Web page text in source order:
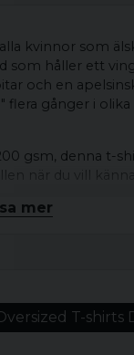
kvinnor som
som håller ett
och en
flera gånger i
gsm, denna t-
när du vill
mer
T-shirts